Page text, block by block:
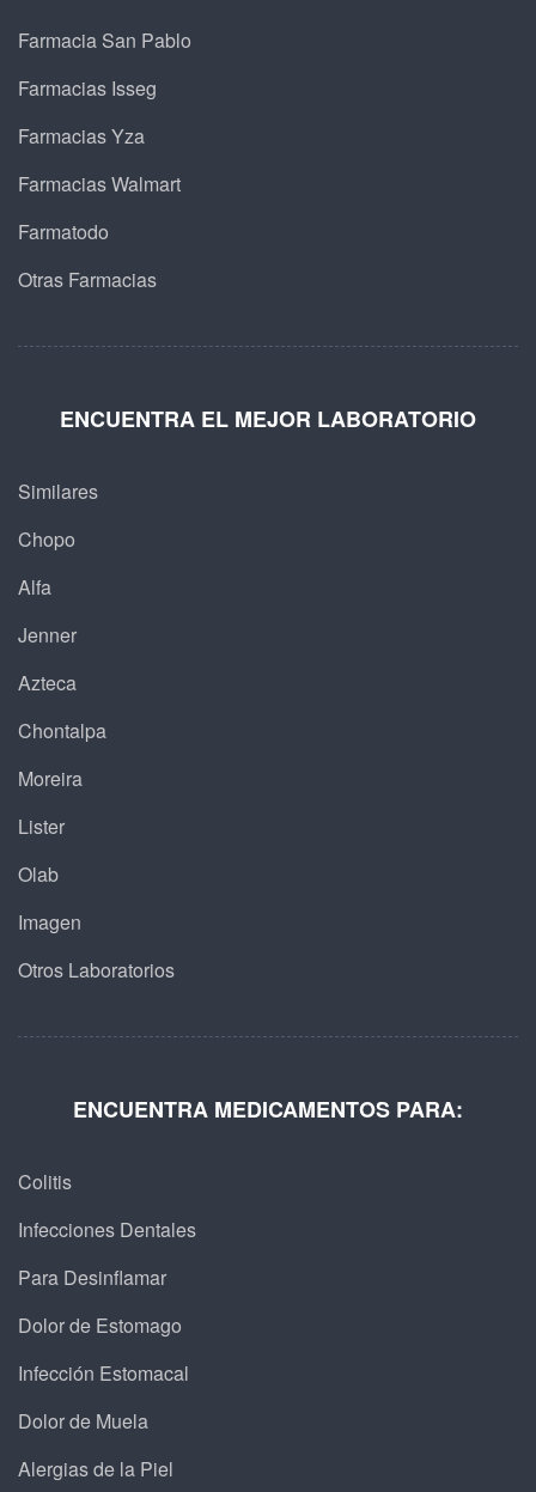
Farmacia San Pablo
Farmacias Isseg
Farmacias Yza
Farmacias Walmart
Farmatodo
Otras Farmacias
ENCUENTRA EL MEJOR LABORATORIO
Similares
Chopo
Alfa
Jenner
Azteca
Chontalpa
Moreira
Lister
Olab
Imagen
Otros Laboratorios
ENCUENTRA MEDICAMENTOS PARA:
Colitis
Infecciones Dentales
Para Desinflamar
Dolor de Estomago
Infección Estomacal
Dolor de Muela
Alergias de la Piel